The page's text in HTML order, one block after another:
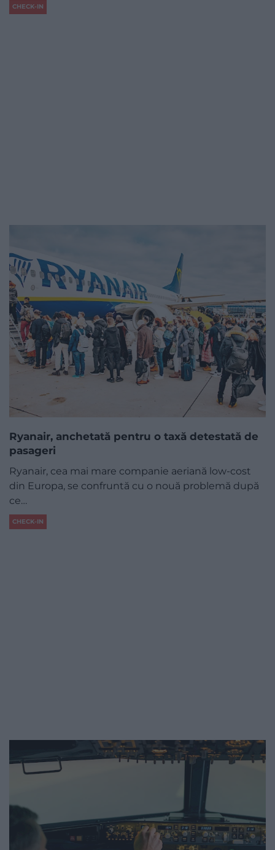
CHECK-IN
Ryanair, anchetată pentru o taxă detestată de
pasageri
Ryanair, cea mai mare companie aeriană low-cost
din Europa, se confruntă cu o nouă problemă după
ce…
CHECK-IN